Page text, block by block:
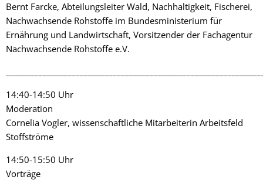
Bernt Farcke, Abteilungsleiter Wald, Nachhaltigkeit, Fischerei,
Nachwachsende Rohstoffe im Bundesministerium für
Ernährung und Landwirtschaft, Vorsitzender der Fachagentur
Nachwachsende Rohstoffe e.V.
14:40-14:50 Uhr
Moderation
Cornelia Vogler, wissenschaftliche Mitarbeiterin Arbeitsfeld
Stoffströme
14:50-15:50 Uhr
Vorträge